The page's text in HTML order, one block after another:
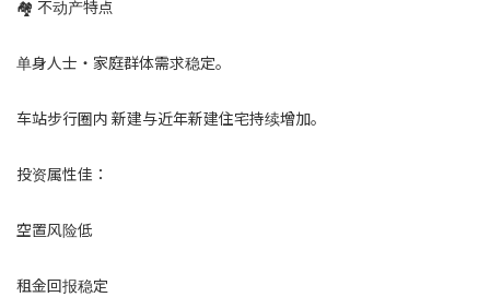
🏘 不动产特点
单身人士・家庭群体需求稳定。
车站步行圈内 新建与近年新建住宅持续增加。
投资属性佳：
空置风险低
租金回报稳定